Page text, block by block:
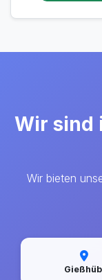
Wir sind
Wir bieten